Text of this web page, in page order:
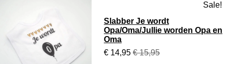
Sale!
Slabber Je wordt
Opa/Oma/Jullie worden Opa en
Oma
€ 14,95 € 15,95